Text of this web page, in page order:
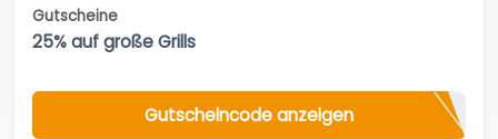
Gutscheine
25% auf große Grills
Gutscheincode anzeigen